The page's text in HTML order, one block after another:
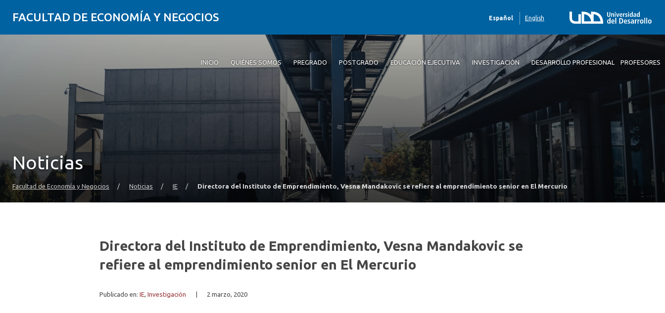
FACULTAD DE ECONOMÍA Y NEGOCIOS Español English
INICIO QUIÉNES SOMOS PREGRADO POSTGRADO EDUCACIÓN EJECUTIVA INVESTIGACIÓN DESARROLLO PROFESIONAL PROFESORES
Noticias
Facultad de Economía y Negocios / Noticias / IE / Directora del Instituto de Emprendimiento, Vesna Mandakovic se refiere al emprendimiento senior en El Mercurio
Directora del Instituto de Emprendimiento, Vesna Mandakovic se
refiere al emprendimiento senior en El Mercurio
Publicado en: IE, Investigación 2 marzo, 2020